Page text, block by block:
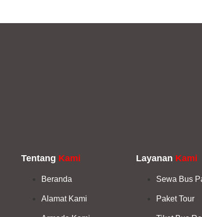
Tentang Kami
Beranda
Alamat Kami
Layanan Kami
Sewa Bus
Paket Tour